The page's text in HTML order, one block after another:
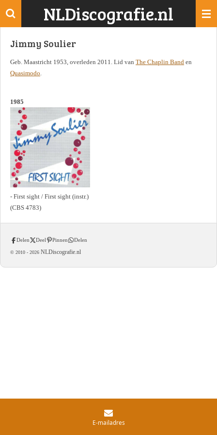
Ga
de
NLDiscografie.nl
Jimmy Soulier
Geb. Maastricht 1953, overleden 2011. Lid van The Chaplin Band en
Quasimodo.
1985
- First sight / First sight (instr.)
(CBS 4783)
Delen Deel Pinnen Delen
© 2010 - 2026 NLDiscografie.nl
E-mailadres